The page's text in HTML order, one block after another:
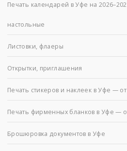
Печать календарей в Уфе на
настольные
Листовки, флаеры
Открытки, приглашения
Печать стикеров и наклеек в Уфе —
Печать фирменных бланков в Уфе —
Брошюровка документов в Уфе